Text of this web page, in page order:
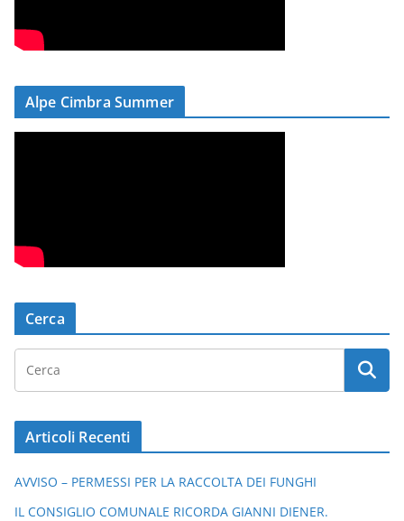
Alpe Cimbra Summer
Cerca
Articoli Recenti
AVVISO – PERMESSI PER LA RACCOLTA DEI FUNGHI
IL CONSIGLIO COMUNALE RICORDA GIANNI DIENER.